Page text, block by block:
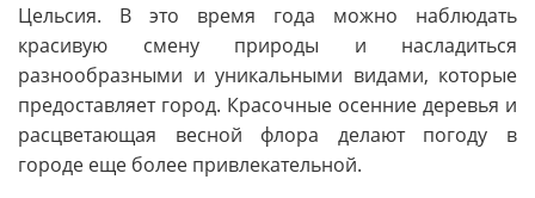
Цельсия. В это время года можно наблюдать
красивую смену природы и насладиться
разнообразными и уникальными видами, которые
предоставляет город. Красочные осенние деревья и
расцветающая весной флора делают погоду в
городе еще более привлекательной.